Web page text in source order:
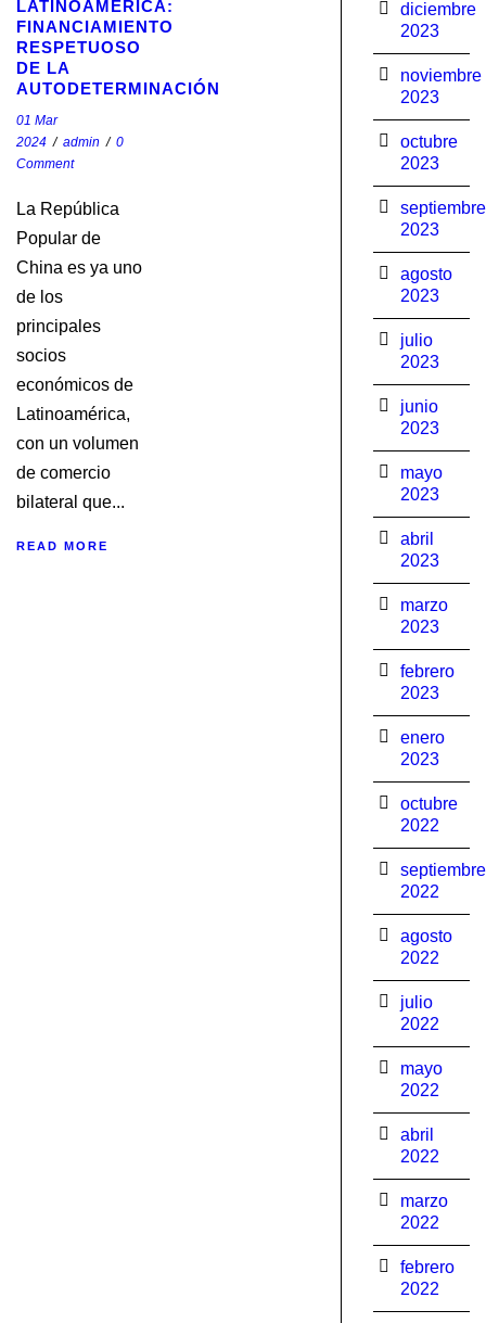
LATINOAMÉRICA:
FINANCIAMIENTO
RESPETUOSO
DE LA
AUTODETERMINACIÓN
01 Mar
2024 / admin / 0
Comment
La República
Popular de
China es ya uno
de los
principales
socios
económicos de
Latinoamérica,
con un volumen
de comercio
bilateral que...
READ MORE
diciembre
2023
noviembre
2023
octubre
2023
septiembre
2023
agosto
2023
julio
2023
junio
2023
mayo
2023
abril
2023
marzo
2023
febrero
2023
enero
2023
octubre
2022
septiembre
2022
agosto
2022
julio
2022
mayo
2022
abril
2022
marzo
2022
febrero
2022